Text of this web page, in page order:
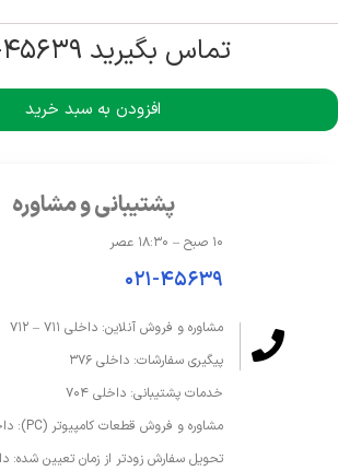
تماس بگیرید ۴۵۶۳۹-۰۲۱
افزودن به سبد خرید
پشتیبانی و مشاوره
۱۰ صبح – ۱۸:۳۰ عصر
۰۲۱-۴۵۶۳۹
مشاوره و فروش آنلاین: داخلی ۷۱۱ – ۷۱۲
پیگیری سفارشات: داخلی ۳۷۶
خدمات پشتیبانی: داخلی ۷۰۴
مشاوره و فروش قطعات کامپیوتر (PC): داخلی ۳۱۴
تحویل سفارش زودتر از زمان تعیین شده: